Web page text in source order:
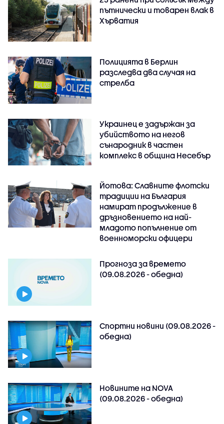
пътнически и товарен влак в
Хърватия
Полицията в Берлин
разследва два случая на
стрелба
Украинец е задържан за
убийството на негов
сънародник в частен
комплекс в община Несебър
Йотова: Славните флотски
традиции на България
намират продължение в
дръзновението на най-
младото попълнение от
военноморски офицери
Прогноза за времето
(09.08.2026 - обедна)
Спортни новини (09.08.2026 -
обедна)
Новините на NOVA
(09.08.2026 - обедна)